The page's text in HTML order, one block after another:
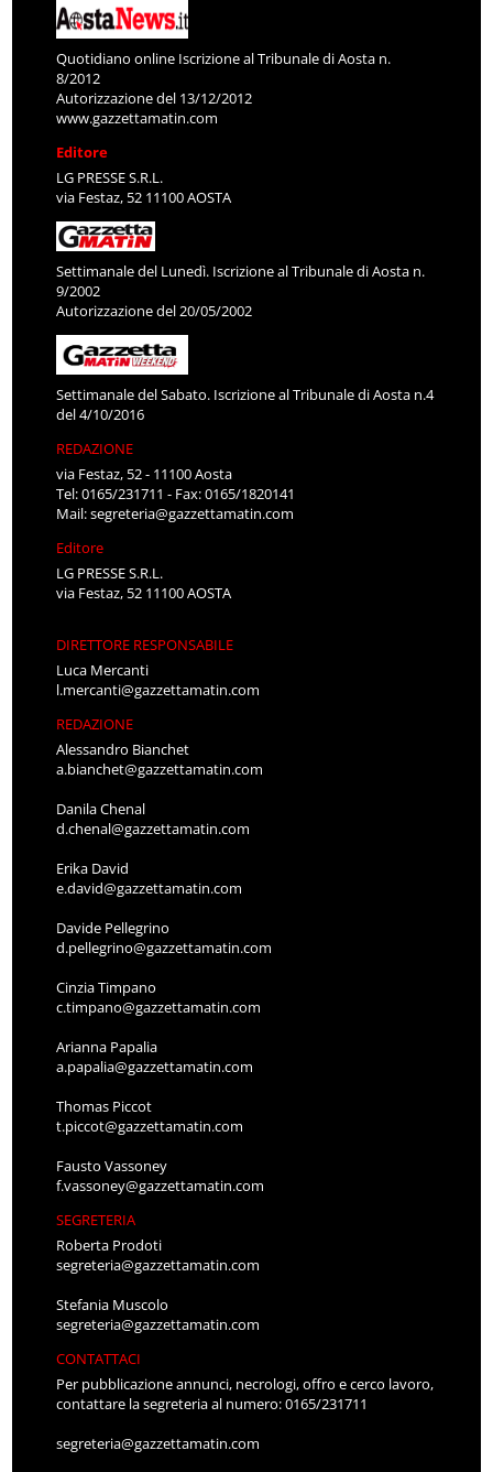
Quotidiano online Iscrizione al Tribunale di Aosta n.
8/2012
Autorizzazione del 13/12/2012
www.gazzettamatin.com
Editore
LG PRESSE S.R.L.
via Festaz, 52 11100 AOSTA
Settimanale del Lunedì. Iscrizione al Tribunale di Aosta n.
9/2002
Autorizzazione del 20/05/2002
Settimanale del Sabato. Iscrizione al Tribunale di Aosta n.4
del 4/10/2016
REDAZIONE
via Festaz, 52 - 11100 Aosta
Tel: 0165/231711 - Fax: 0165/1820141
Mail:segreteria@gazzettamatin.com
Editore
LG PRESSE S.R.L.
via Festaz, 52 11100 AOSTA
DIRETTORE RESPONSABILE
Luca Mercanti
l.mercanti@gazzettamatin.com
REDAZIONE
Alessandro Bianchet
a.bianchet@gazzettamatin.com
Danila Chenal
d.chenal@gazzettamatin.com
Erika David
e.david@gazzettamatin.com
Davide Pellegrino
d.pellegrino@gazzettamatin.com
Cinzia Timpano
c.timpano@gazzettamatin.com
Arianna Papalia
a.papalia@gazzettamatin.com
Thomas Piccot
t.piccot@gazzettamatin.com
Fausto Vassoney
f.vassoney@gazzettamatin.com
SEGRETERIA
Roberta Prodoti
segreteria@gazzettamatin.com
Stefania Muscolo
segreteria@gazzettamatin.com
CONTATTACI
Per pubblicazione annunci, necrologi, offro e cerco lavoro,
contattare la segreteria al numero: 0165/231711
segreteria@gazzettamatin.com